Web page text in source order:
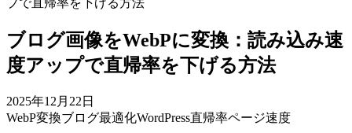
プで直帰率を下げる方法
ブログ画像をWebPに変換：読み込み速
度アップで直帰率を下げる方法
2025年12月22日
WebP変換ブログ最適化WordPress直帰率ページ速度